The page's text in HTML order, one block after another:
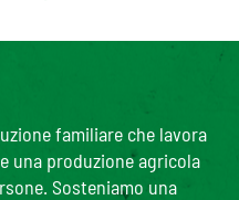
familiare che lavora
una produzione agricola
Sosteniamo una